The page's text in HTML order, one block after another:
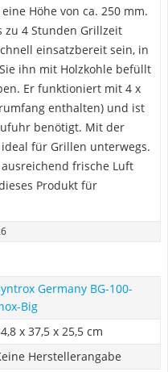
Höhe von ca. 250 mm.
zu 4 Stunden Grillzeit
einsatzbereit sein, in
ihn mit Holzkohle befüllt
Er funktioniert mit 4 x
enthalten) und ist
benötigt. Mit der
für Grillen unterwegs.
frische Luft
Produkt für
Germany BG-100-
Big
x 37,5 x 25,5 cm
Herstellerangabe